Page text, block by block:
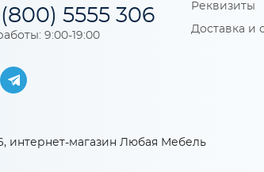
5555 306
9:00-19:00
Реквизиты
Доставка и
интернет-магазин Любая Мебель